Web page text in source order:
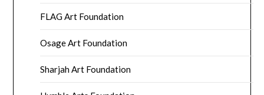
FLAG Art Foundation
Osage Art Foundation
Sharjah Art Foundation